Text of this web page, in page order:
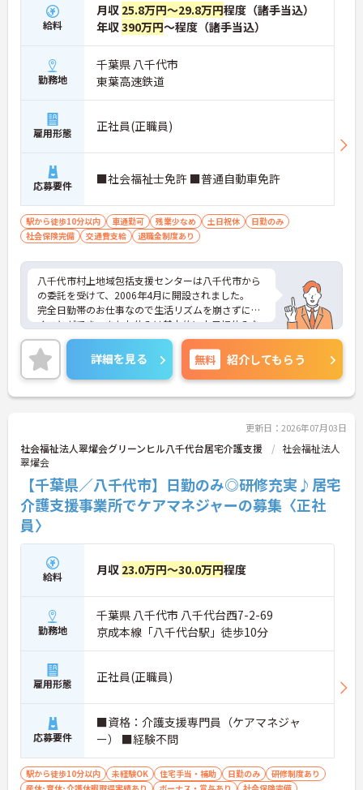
給料
月収 25.8万円～29.8万円程度（諸手当込）
年収390万円～程度（諸手当込）
勤務地
千葉県 八千代市
東葉高速鉄道
雇用形態 正社員(正職員)
応募要件 ■社会福祉士免許 ■普通自動車免許
駅から徒歩10分以内 車通勤可 残業少なめ 土日祝休
日勤のみ
社会保険完備
交通費支給 退職金制度あり
八千代市村上地域包括支援センターは八千代市から
の委託を受けて、2006年4月に開設されました。
完全日勤帯のお仕事なので生活リズムを崩さずに働
くことができ、またお休みは基本的に土日祝休みな
ので予定もたてやすく、仕事とプライベートの両立
がしやすい環境です。無料駐車場を設けているので
マイカー通勤も可能です。
ご興味ある方には、面接対策ポイントなど、さらに
詳細をお話しいたしますのでお気軽にご相談くださ
詳細を見る 無料 紹介してもらう
更新日：2026年07月03日
社会福祉法人翠燿会グリーンヒル八千代台居宅介護支援
社会福祉法人
翠燿会
【千葉県／八千代市】日勤のみ◎研修充実♪居宅
介護支援事業所でケアマネジャーの募集〈正社
員〉
給料 月収 23.0万円～30.0万円程度
勤務地
千葉県 八千代市 八千代台西7-2-69
京成本線「八千代台駅」徒歩10分
雇用形態 正社員(正職員)
応募要件
■資格：介護支援専門員（ケアマネジャ
ー） ■経験不問
駅から徒歩10分以内 未経験OK 住宅手当・補助 日勤のみ
研修制度あり